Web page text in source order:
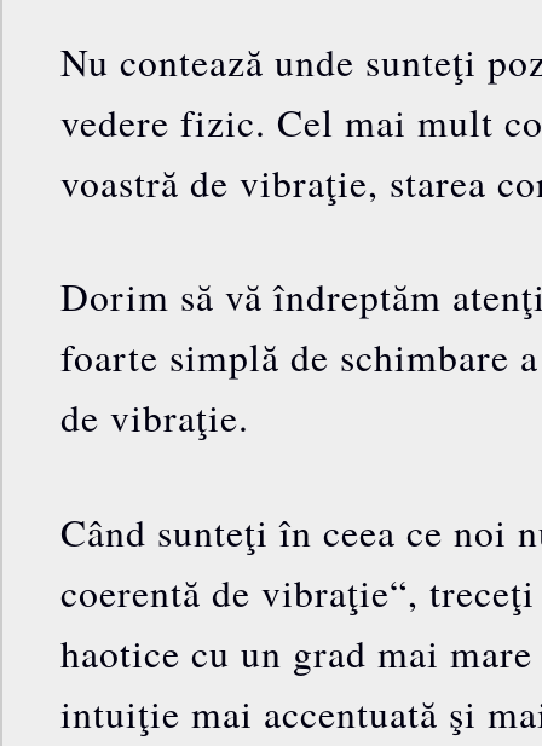
Nu contează unde sunteţi
vedere fizic. Cel mai mult
voastră de vibraţie, starea
Dorim să vă îndreptăm
foarte simplă de schimbare
de vibraţie.
Când sunteţi în ceea ce noi
coerentă de vibraţie“,
haotice cu un grad mai
intuiţie mai accentuată şi